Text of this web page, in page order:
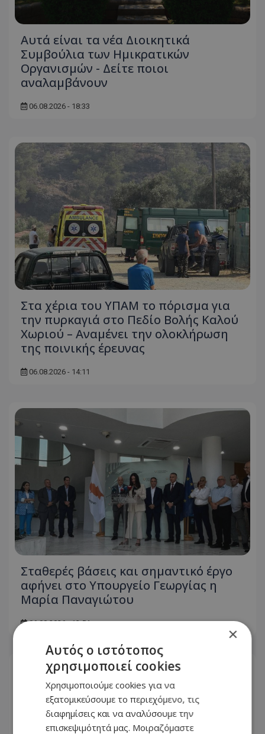
Αυτά είναι τα νέα Διοικητικά
Συμβούλια των Ημικρατικών
Οργανισμών - Δείτε ποιοι
αναλαμβάνουν
06.08.2026 - 18:33
Στα χέρια του ΥΠΑΜ το πόρισμα για
την πυρκαγιά στο Πεδίο Βολής Καλού
Χωριού – Αναμένει την ολοκλήρωση
της ποινικής έρευνας
06.08.2026 - 14:11
Σταθερές βάσεις και σημαντικό έργο
αφήνει στο Υπουργείο Γεωργίας η
Μαρία Παναγιώτου
06.08.2026 - 13:54
×
Αυτός ο ιστότοπος
χρησιμοποιεί cookies
Χρησιμοποιούμε cookies για να
εξατομικεύσουμε το περιεχόμενο, τις
διαφημίσεις και να αναλύσουμε την
επισκεψιμότητά μας. Μοιραζόμαστε